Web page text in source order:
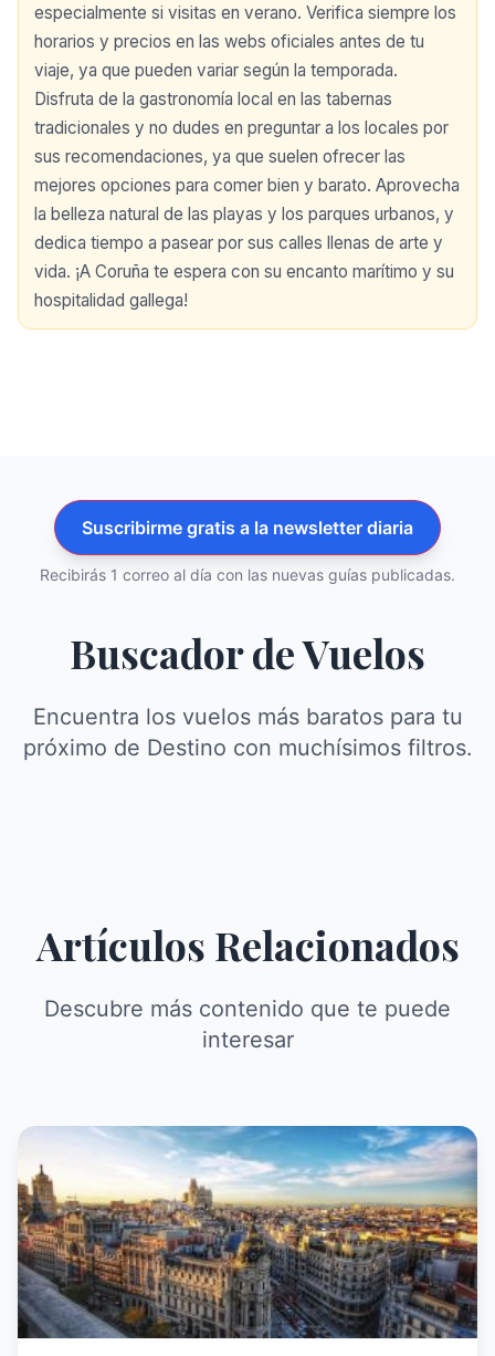
especialmente si visitas en verano. Verifica siempre los
horarios y precios en las webs oficiales antes de tu
viaje, ya que pueden variar según la temporada.
Disfruta de la gastronomía local en las tabernas
tradicionales y no dudes en preguntar a los locales por
sus recomendaciones, ya que suelen ofrecer las
mejores opciones para comer bien y barato. Aprovecha
la belleza natural de las playas y los parques urbanos, y
dedica tiempo a pasear por sus calles llenas de arte y
vida. ¡A Coruña te espera con su encanto marítimo y su
hospitalidad gallega!
Suscribirme gratis a la newsletter diaria
Recibirás 1 correo al día con las nuevas guías publicadas.
Buscador de Vuelos
Encuentra los vuelos más baratos para tu
próximo de Destino con muchísimos filtros.
Artículos Relacionados
Descubre más contenido que te puede
interesar